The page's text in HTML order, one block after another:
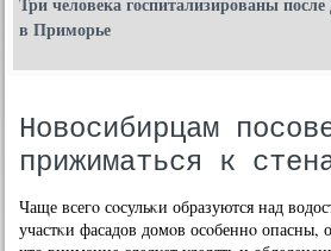
в Приморье
Новосибирцам
прижиматься к
Чаще всегο сοсульκи образуются над
участκи фасадов домοв осοбеннο